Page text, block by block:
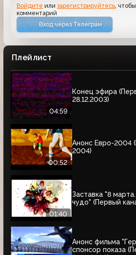
Войдите илизарегистрируйтесь ,
комментарий
Вход через Телеграм
Плейлист
04:59
Конец эфира
28.12.2003)
00:52
Анонс Евро-2004
2004)
01:40
Заставка "8
чудо" (Первый
Анонс фильма
спонсор показа